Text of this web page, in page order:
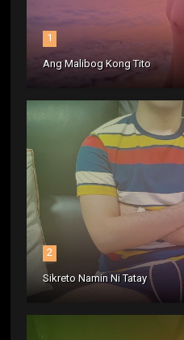
1
Ang Malibog Kong Tito
2
Sikreto Namin Ni Tatay